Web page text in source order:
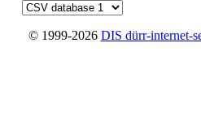
© 1999-2026 DIS dürr-internet-